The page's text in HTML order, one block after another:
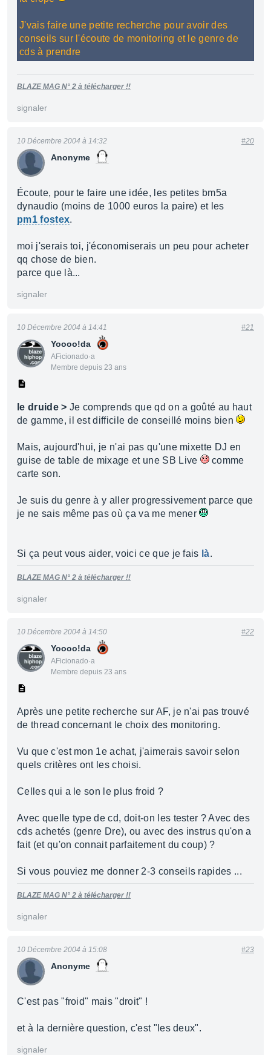
J'vais faire une petite recherche pour avoir des
conseils sur l'écoute de monitoring et le genre de
cds à prendre
BLAZE MAG N° 2 à télécharger !!
signaler
Anonyme
10 Décembre 2004 à 14:32 #20
Écoute, pour te faire une idée, les petites bm5a
dynaudio (moins de 1000 euros la paire) et les
pm1 fostex.
moi j'serais toi, j'économiserais un peu pour acheter
qq chose de bien.
parce que là...
signaler
Yoooo!da
AFicionado·a
Membre depuis 23 ans
10 Décembre 2004 à 14:41 #21
le druide > Je comprends que qd on a goûté au haut
de gamme, il est difficile de conseillé moins bien
Mais, aujourd'hui, je n'ai pas qu'une mixette DJ en
guise de table de mixage et une SB Live
comme
carte son.
Je suis du genre à y aller progressivement parce que
je ne sais même pas où ça va me mener
Si ça peut vous aider, voici ce que je fais là.
BLAZE MAG N° 2 à télécharger !!
signaler
Yoooo!da
AFicionado·a
Membre depuis 23 ans
10 Décembre 2004 à 14:50 #22
Après une petite recherche sur AF, je n'ai pas trouvé
de thread concernant le choix des monitoring.
Vu que c'est mon 1e achat, j'aimerais savoir selon
quels critères ont les choisi.
Celles qui a le son le plus froid ?
Avec quelle type de cd, doit-on les tester ? Avec des
cds achetés (genre Dre), ou avec des instrus qu'on a
fait (et qu'on connait parfaitement du coup) ?
Si vous pouviez me donner 2-3 conseils rapides ...
BLAZE MAG N° 2 à télécharger !!
signaler
Anonyme
10 Décembre 2004 à 15:08 #23
C'est pas "froid" mais "droit" !
et à la dernière question, c'est "les deux".
signaler